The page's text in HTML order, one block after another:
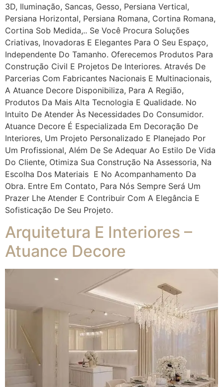
3D, Iluminação, Sancas, Gesso, Persiana Vertical,
Persiana Horizontal, Persiana Romana, Cortina Romana,
Cortina Sob Medida,.. Se Você Procura Soluções
Criativas, Inovadoras E Elegantes Para O Seu Espaço,
Independente Do Tamanho. Oferecemos Produtos Para
Construção Civil E Projetos De Interiores. Através De
Parcerias Com Fabricantes Nacionais E Multinacionais,
A Atuance Decore Disponibiliza, Para A Região,
Produtos Da Mais Alta Tecnologia E Qualidade. No
Intuito De Atender Às Necessidades Do Consumidor.
Atuance Decore É Especializada Em Decoração De
Interiores, Um Projeto Personalizado E Planejado Por
Um Profissional, Além De Se Adequar Ao Estilo De Vida
Do Cliente, Otimiza Sua Construção Na Assessoria, Na
Escolha Dos Materiais E No Acompanhamento Da
Obra. Entre Em Contato, Para Nós Sempre Será Um
Prazer Lhe Atender E Contribuir Com A Elegância E
Sofisticação De Seu Projeto.
Arquitetura E Interiores –
Atuance Decore